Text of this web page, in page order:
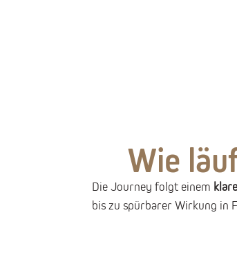
Wie
Die Journey folgt einem
bis zu spürbarer Wirkung in